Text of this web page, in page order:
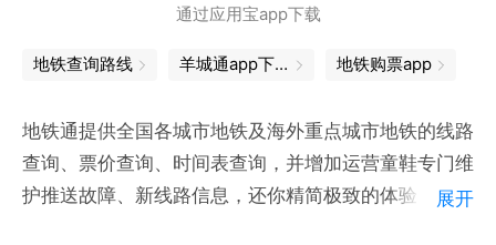
便在异地等陌生场景下，也能快速找到最合适的出行方
案。
通过应用宝app下载
地铁查询路线 羊城通app下载 地铁购票app
地铁通提供全国各城市地铁及海外重点城市地铁的线路
查询、票价查询、时间表查询，并增加运营童鞋专门维
护推送故障、新线路信息，还你精简极致的体验！ 展开